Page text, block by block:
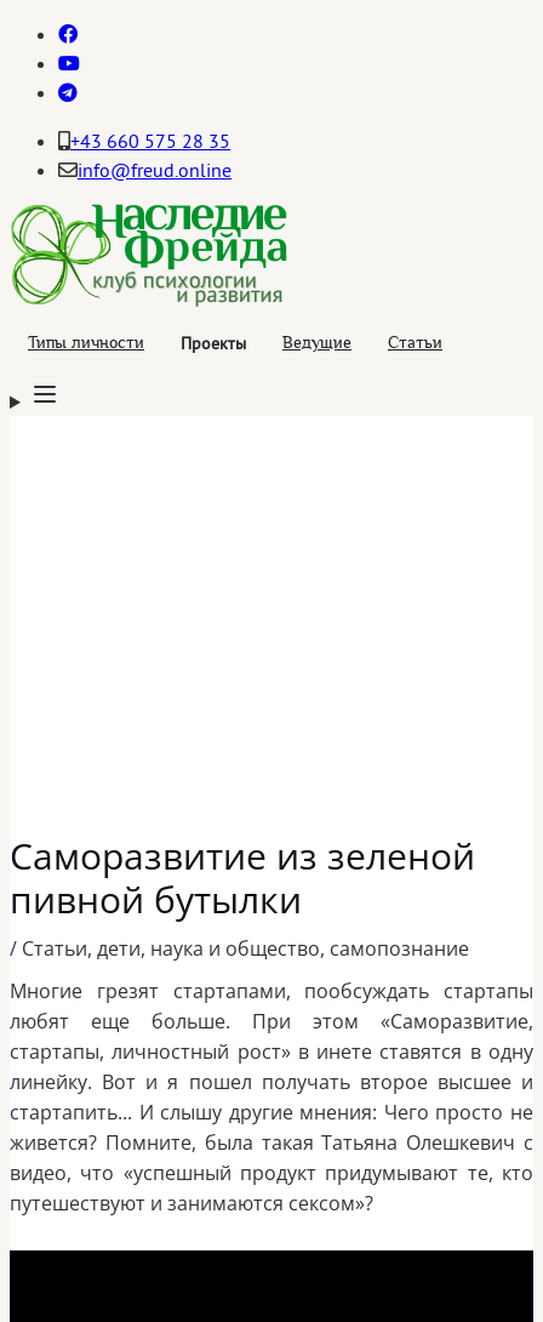
+43 660 575 28 35
info@freud.online
Типы личности Проекты Ведущие Статьи
Саморазвитие из зеленой
пивной бутылки
/ Статьи, дети, наука и общество, самопознание
Многие грезят стартапами, пообсуждать стартапы
любят еще больше. При этом «Саморазвитие,
стартапы, личностный рост» в инете ставятся в одну
линейку. Вот и я пошел получать второе высшее и
стартапить... И слышу другие мнения: Чего просто не
живется? Помните, была такая Татьяна Олешкевич с
видео, что «успешный продукт придумывают те, кто
путешествуют и занимаются сексом»?